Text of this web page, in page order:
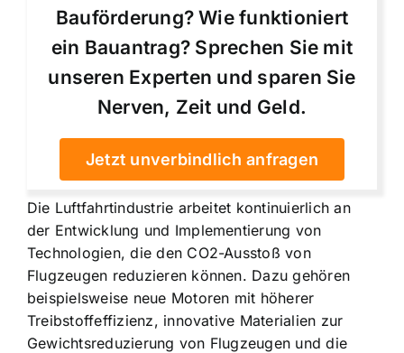
Bauförderung? Wie funktioniert
ein Bauantrag? Sprechen Sie mit
unseren Experten und sparen Sie
Nerven, Zeit und Geld.
Jetzt unverbindlich anfragen
Die Luftfahrtindustrie arbeitet kontinuierlich an
der Entwicklung und Implementierung von
Technologien, die den CO2-Ausstoß von
Flugzeugen reduzieren können. Dazu gehören
beispielsweise neue Motoren mit höherer
Treibstoffeffizienz, innovative Materialien zur
Gewichtsreduzierung von Flugzeugen und die